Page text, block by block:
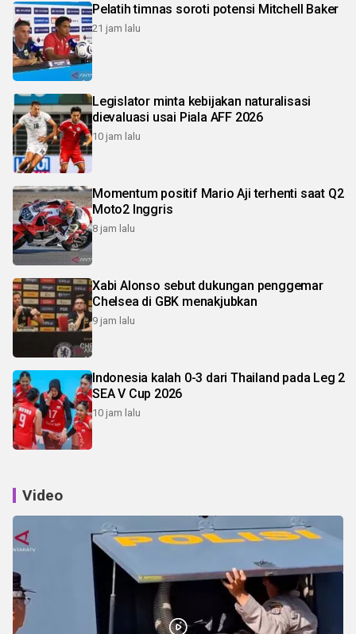
Pelatih timnas soroti potensi Mitchell Baker
21 jam lalu
Legislator minta kebijakan naturalisasi
dievaluasi usai Piala AFF 2026
10 jam lalu
Momentum positif Mario Aji terhenti saat Q2
Moto2 Inggris
8 jam lalu
Xabi Alonso sebut dukungan penggemar
Chelsea di GBK menakjubkan
9 jam lalu
Indonesia kalah 0-3 dari Thailand pada Leg 2
SEA V Cup 2026
10 jam lalu
Video